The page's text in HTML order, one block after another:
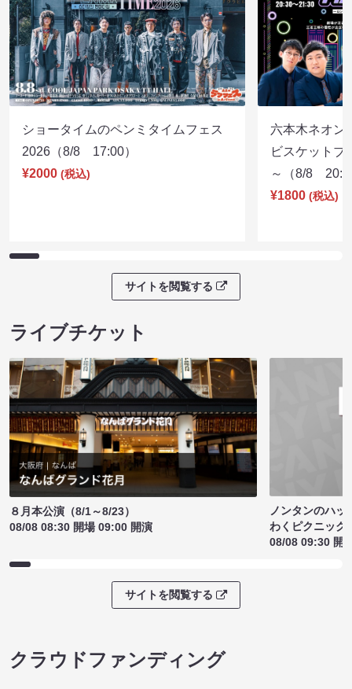
ショータイムのペンミタイムフェス
2026（8/8 17:00）
¥2000 (税込)
六本木ネオン
ビスケットブ
～（8/8
¥1800 (税込)
サイトを閲覧する
ライブチケット
８月本公演（8/1～8/23）
08/08 08:30 開場 09:00 開演
ノンタンのハッ
わくピクニック
08/08 09:30 開
サイトを閲覧する
クラウドファンディング